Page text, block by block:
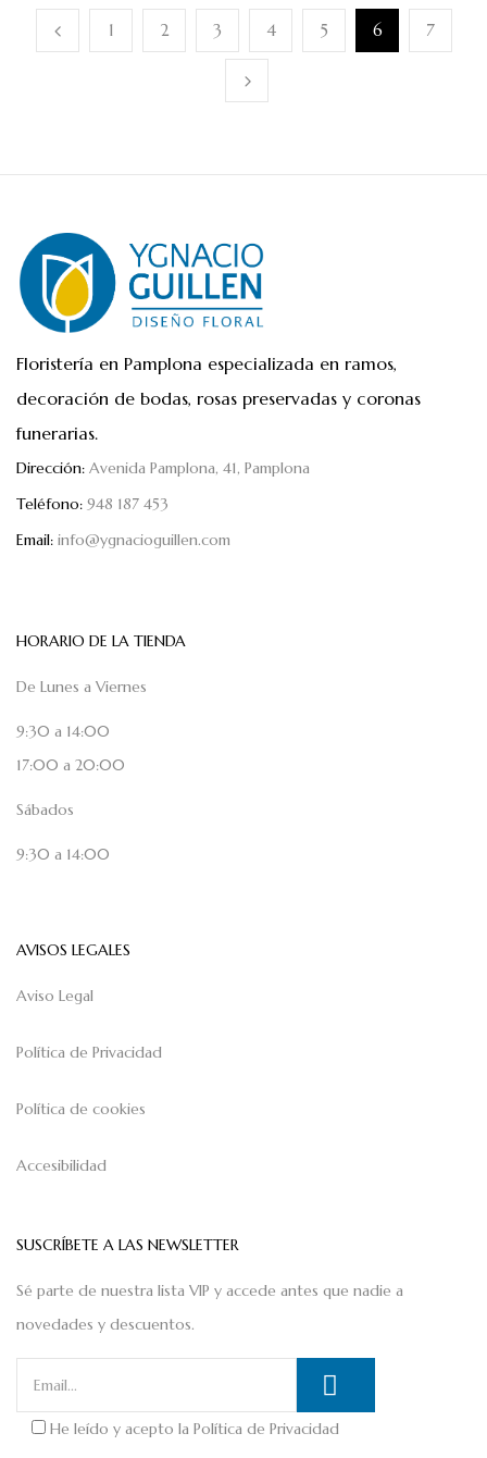
1 2 3 4 5 6 7
Floristería en Pamplona especializada en ramos,
decoración de bodas, rosas preservadas y coronas
funerarias.
Dirección: Avenida Pamplona, 41, Pamplona
Teléfono: 948 187 453
Email: info@ygnacioguillen.com
HORARIO DE LA TIENDA
De Lunes a Viernes
9:30 a 14:00
17:00 a 20:00
Sábados
9:30 a 14:00
AVISOS LEGALES
Aviso Legal
Política de Privacidad
Política de cookies
Accesibilidad
SUSCRÍBETE A LAS NEWSLETTER
Sé parte de nuestra lista VIP y accede antes que nadie a
novedades y descuentos.
He leído y acepto la Política de Privacidad